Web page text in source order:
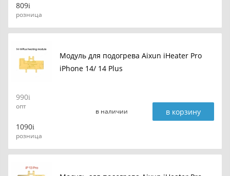
809
розница
Модуль для подогрева Aixun iHeater Pro
iPhone 14/ 14 Plus
990
опт
1090
розница
в наличии в корзину